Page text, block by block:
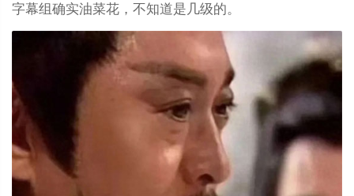
字幕组确实油菜花，不知道是几级的。